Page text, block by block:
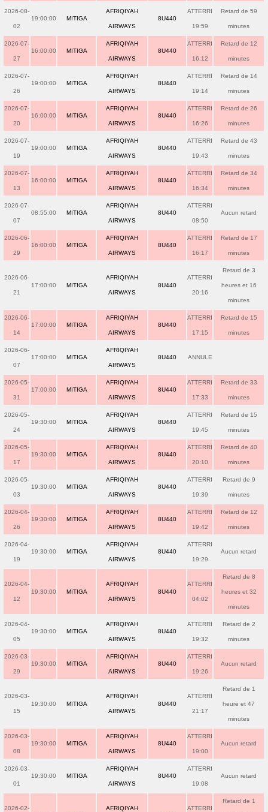
2026-08-
02
19:00:00 MITIGA
AFRIQIYAH
AIRWAYS
8U440
ATTERRI
19:59
Retard de 59
minutes
2026-07-
27
16:00:00 MITIGA
AFRIQIYAH
AIRWAYS
8U440
ATTERRI
16:12
Retard de 12
minutes
2026-07-
26
19:00:00 MITIGA
AFRIQIYAH
AIRWAYS
8U440
ATTERRI
19:14
Retard de 14
minutes
2026-07-
20
16:00:00 MITIGA
AFRIQIYAH
AIRWAYS
8U440
ATTERRI
16:26
Retard de 26
minutes
2026-07-
19
19:00:00 MITIGA
AFRIQIYAH
AIRWAYS
8U440
ATTERRI
19:43
Retard de 43
minutes
2026-07-
13
16:00:00 MITIGA
AFRIQIYAH
AIRWAYS
8U440
ATTERRI
16:34
Retard de 34
minutes
2026-07-
07
08:55:00 MITIGA
AFRIQIYAH
AIRWAYS
8U440
ATTERRI
08:50
Aucun retard
2026-06-
29
16:00:00 MITIGA
AFRIQIYAH
AIRWAYS
8U440
ATTERRI
16:17
Retard de 17
minutes
2026-06-
21
17:00:00 MITIGA
AFRIQIYAH
AIRWAYS
8U440
ATTERRI
20:16
Retard de 3
heures et 16
minutes
2026-06-
14
17:00:00 MITIGA
AFRIQIYAH
AIRWAYS
8U440
ATTERRI
17:15
Retard de 15
minutes
2026-06-
07
17:00:00 MITIGA
AFRIQIYAH
AIRWAYS
8U440 ANNULE
2026-05-
31
17:00:00 MITIGA
AFRIQIYAH
AIRWAYS
8U440
ATTERRI
17:33
Retard de 33
minutes
2026-05-
24
19:30:00 MITIGA
AFRIQIYAH
AIRWAYS
8U440
ATTERRI
19:45
Retard de 15
minutes
2026-05-
17
19:30:00 MITIGA
AFRIQIYAH
AIRWAYS
8U440
ATTERRI
20:10
Retard de 40
minutes
2026-05-
03
19:30:00 MITIGA
AFRIQIYAH
AIRWAYS
8U440
ATTERRI
19:39
Retard de 9
minutes
2026-04-
26
19:30:00 MITIGA
AFRIQIYAH
AIRWAYS
8U440
ATTERRI
19:42
Retard de 12
minutes
2026-04-
19
19:30:00 MITIGA
AFRIQIYAH
AIRWAYS
8U440
ATTERRI
19:29
Aucun retard
2026-04-
12
19:30:00 MITIGA
AFRIQIYAH
AIRWAYS
8U440
ATTERRI
04:02
Retard de 8
heures et 32
minutes
2026-04-
05
19:30:00 MITIGA
AFRIQIYAH
AIRWAYS
8U440
ATTERRI
19:32
Retard de 2
minutes
2026-03-
29
19:30:00 MITIGA
AFRIQIYAH
AIRWAYS
8U440
ATTERRI
19:26
Aucun retard
2026-03-
15
19:30:00 MITIGA
AFRIQIYAH
AIRWAYS
8U440
ATTERRI
21:17
Retard de 1
heure et 47
minutes
2026-03-
08
19:30:00 MITIGA
AFRIQIYAH
AIRWAYS
8U440
ATTERRI
19:00
Aucun retard
2026-03-
01
19:30:00 MITIGA
AFRIQIYAH
AIRWAYS
8U440
ATTERRI
19:08
Aucun retard
2026-02- AFRIQIYAH ATTERRI
Retard de 1